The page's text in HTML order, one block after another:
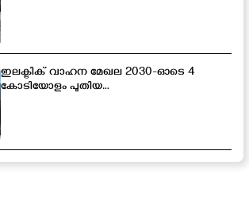
ഇലക്ട്രിക് വാഹന മേഖല 2030-ഓടെ 4
കോടിയോളം പുതിയ